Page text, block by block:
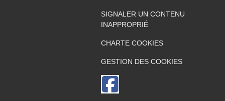
SIGNALER UN CONTENU
INAPPROPRIÉ
CHARTE COOKIES
GESTION DES COOKIES